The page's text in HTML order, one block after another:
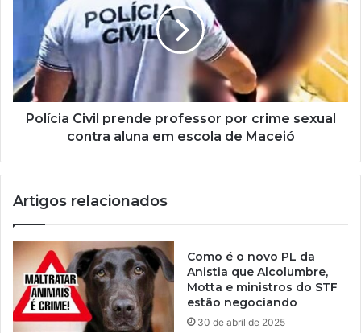
Polícia Civil prende professor por crime sexual
contra aluna em escola de Maceió
Artigos relacionados
Como é o novo PL da
Anistia que Alcolumbre,
Motta e ministros do STF
estão negociando
30 de abril de 2025